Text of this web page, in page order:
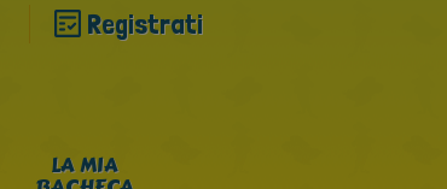
Registrati
LA MIA